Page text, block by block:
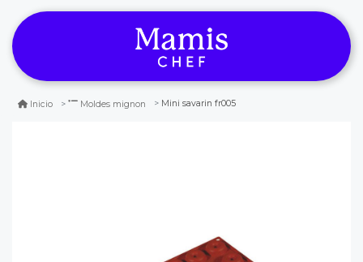
Inicio Moldes mignon Mini savarin fr005